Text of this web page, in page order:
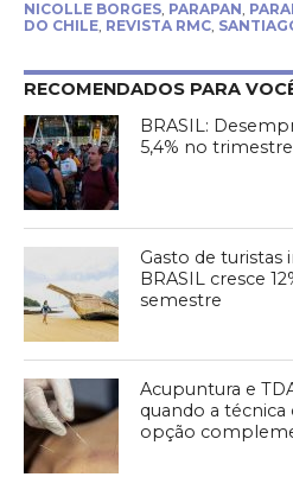
NICOLLE BORGES, PARAPAN
DO CHILE, REVISTA RMC,
RECOMENDADOS PARA
BRASIL:
5,4% no
Gasto de turistas
BRASIL cresce
semestre
Acupuntura e
quando a
opção